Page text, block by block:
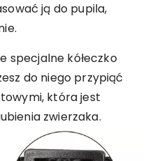
ją do pupila,
specjalne kółeczko
do niego przypiąć
która jest
zwierzaka.